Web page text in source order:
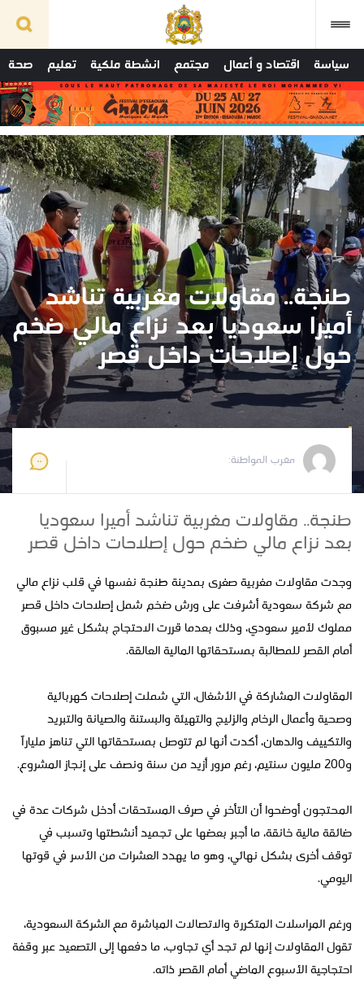
سياسة اقتصاد و أعمال مجتمع انشطة ملكية تعليم صحة
طنجة.. مقاولات مغربية تناشد
أميرا سعوديا بعد نزاع مالي ضخم
حول إصلاحات داخل قصر
مغرب المواطنة:
طنجة.. مقاولات مغربية تناشد أميرا سعوديا
بعد نزاع مالي ضخم حول إصلاحات داخل قصر
وجدت مقاولات مغربية صغرى بمدينة طنجة نفسها في قلب نزاع مالي
مع شركة سعودية أشرفت على ورش ضخم شمل إصلاحات داخل قصر
مملوك لأمير سعودي، وذلك بعدما قررت الاحتجاج بشكل غير مسبوق
أمام القصر للمطالبة بمستحقاتها المالية العالقة.
المقاولات المشاركة في الأشغال، التي شملت إصلاحات كهربائية
وصحية وأعمال الرخام والزليج والتهيئة والبستنة والصيانة والتبريد
والتكييف والدهان، أكدت أنها لم تتوصل بمستحقاتها التي تناهز ملياراً
و200 مليون سنتيم، رغم مرور أزيد من سنة ونصف على إنجاز المشروع.
المحتجون أوضحوا أن التأخر في صرف المستحقات أدخل شركات عدة في
ضائقة مالية خانقة، ما أجبر بعضها على تجميد أنشطتها وتسبب في
توقف أخرى بشكل نهائي، وهو ما يهدد العشرات من الأسر في قوتها
اليومي.
ورغم المراسلات المتكررة والاتصالات المباشرة مع الشركة السعودية،
تقول المقاولات إنها لم تجد أي تجاوب، ما دفعها إلى التصعيد عبر وقفة
احتجاجية الأسبوع الماضي أمام القصر ذاته.